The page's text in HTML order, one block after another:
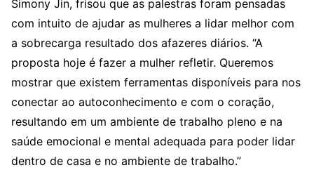
Simony Jin, frisou que as palestras foram pensadas
com intuito de ajudar as mulheres a lidar melhor com
a sobrecarga resultado dos afazeres diários. “A
proposta hoje é fazer a mulher refletir. Queremos
mostrar que existem ferramentas disponíveis para nos
conectar ao autoconhecimento e com o coração,
resultando em um ambiente de trabalho pleno e na
saúde emocional e mental adequada para poder lidar
dentro de casa e no ambiente de trabalho.”